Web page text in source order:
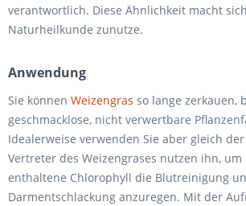
verantwortlich. Diese Ähnlichkeit macht
Naturheilkunde zunutze.
Anwendung
Sie können Weizengras so lange zerkauen,
geschmacklose, nicht verwertbare
Idealerweise verwenden Sie aber gleich
Vertreter des Weizengrases nutzen ihn, um
enthaltene Chlorophyll die Blutreinigung
Darmentschlackung anzuregen. Mit der